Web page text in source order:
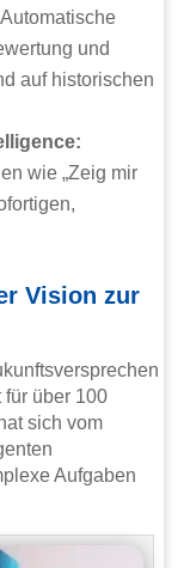
Automatische
und
auf historischen
wie „Zeig mir
Vision zur
für über 100
sich vom
Aufgaben